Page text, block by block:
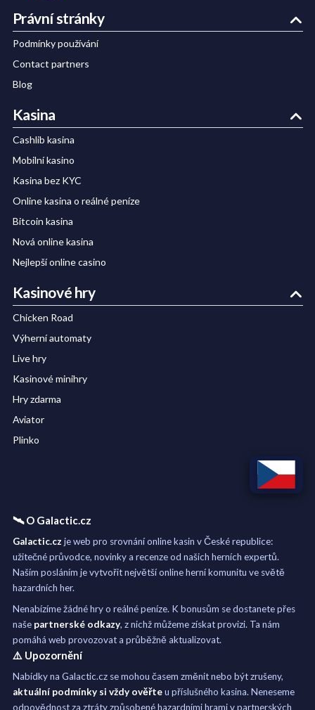
Právní stránky
Podmínky používání
Contact partners
Blog
Kasina
Cashlib kasina
Mobilní kasino
Kasina bez KYC
Online kasina o reálné peníze
Bitcoin kasina
Nová online kasina
Nejlepší online casino
Kasinové hry
Chicken Road
Výherní automaty
Live hry
Kasinové minihry
Hry zdarma
Aviator
Plinko
🛰️ O Galactic.cz
Galactic.cz je web pro srovnání online kasin v České republice:
užitečné průvodce, novinky a recenze od našich herních expertů.
Naším posláním je vytvořit největší online herní komunitu ve světě
hazardních her.
Nenabízíme žádné hry o reálné peníze. K bonusům se dostanete přes
naše partnerské odkazy, z nichž můžeme získat provizi. Ta nám
pomáhá web provozovat a průběžně aktualizovat.
⚠️ Upozornění
Nabídky na Galactic.cz se mohou časem změnit nebo být zrušeny,
aktuální podmínky si vždy ověřteu příslušného kasina. Neneseme
odpovědnost za ztráty způsobené hazardními hrami v partnerských